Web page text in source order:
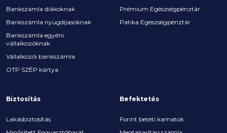
Bankszámla diákoknak
Bankszámla nyugdíjasoknak
Bankszámla egyéni
vállalkozóknak
Vállalkozói bankszámla
OTP SZÉP kártya
Prémium Egészségpénztár
Patika Egészségpénztár
Biztosítás
Lakásbiztosítás
Befektetés
Forint betéti kamatok